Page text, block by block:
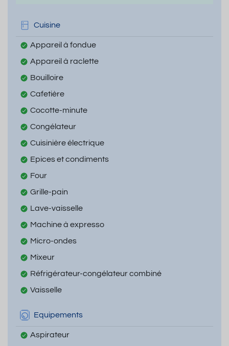
Cuisine
Appareil à fondue
Appareil à raclette
Bouilloire
Cafetière
Cocotte-minute
Congélateur
Cuisinière électrique
Epices et condiments
Four
Grille-pain
Lave-vaisselle
Machine à expresso
Micro-ondes
Mixeur
Réfrigérateur-congélateur combiné
Vaisselle
Equipements
Aspirateur